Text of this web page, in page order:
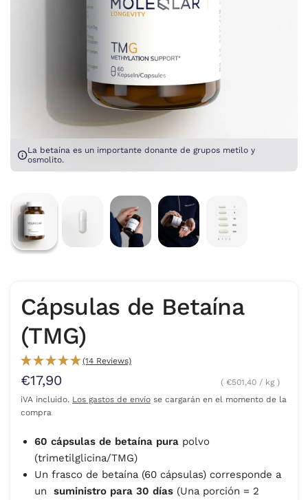
La betaína es un importante donante de grupos metilo y
osmolito.
Cápsulas de Betaína
(TMG)
(14 Reviews)
€17,90 €501,40 / kg
iVA incluido. Los gastos de envío se cargarán en el momento de la
compra
60 cápsulas de betaína pura polvo
(trimetilglicina/TMG)
Un frasco de betaína (60 cápsulas) corresponde a
un
suministro para 30 días (Una porción = 2